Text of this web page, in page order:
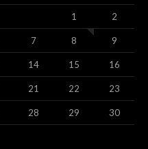
1 2
7 8 9
14 15 16
21 22 23
28 29 30